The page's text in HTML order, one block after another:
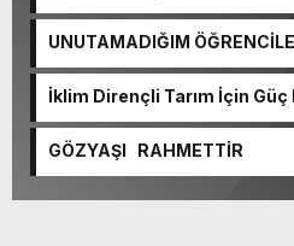
UNUTAMADIĞIM
İklim Dirençli Tarım İçin Güç
GÖZYAŞI RAHMETTİR